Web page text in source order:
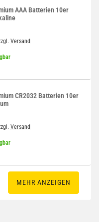
AAA Batterien 10er
Versand
CR2032 Batterien 10er
Versand
MEHR ANZEIGEN